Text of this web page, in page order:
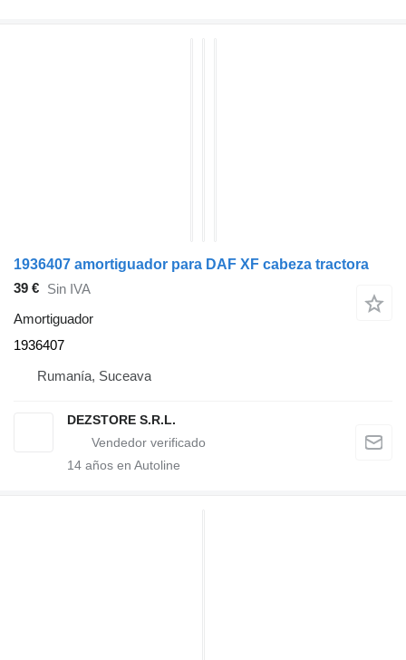
1936407 amortiguador para DAF XF cabeza tractora
39 € Sin IVA
Amortiguador
1936407
Rumanía, Suceava
DEZSTORE S.R.L.
14 años en Autoline